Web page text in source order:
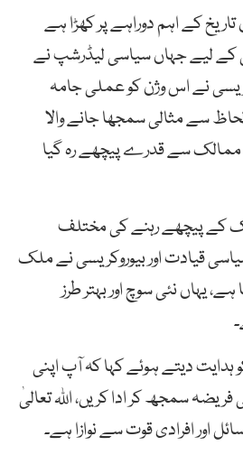
تاریخ کے اہم دوراہے پر کھڑا ہے
کے لیے جہاں سیاسی لیڈرشپ نے
نے اس وژن کو عملی جامہ
سے مثالی سمجھا جانے والا
سے قدرے پیچھے رہ گیا
کے پیچھے رہنے کی مختلف
قیادت اور بیوروکریسی نے ملک
یہاں نئی سوچ اور بہتر طرز
ہدایت دیتے ہوئے کہا کہ آپ اپنی
فریضہ سمجھ کر ادا کریں، اللہ تعالیٰ
اور افرادی قوت سے نوازا ہے۔